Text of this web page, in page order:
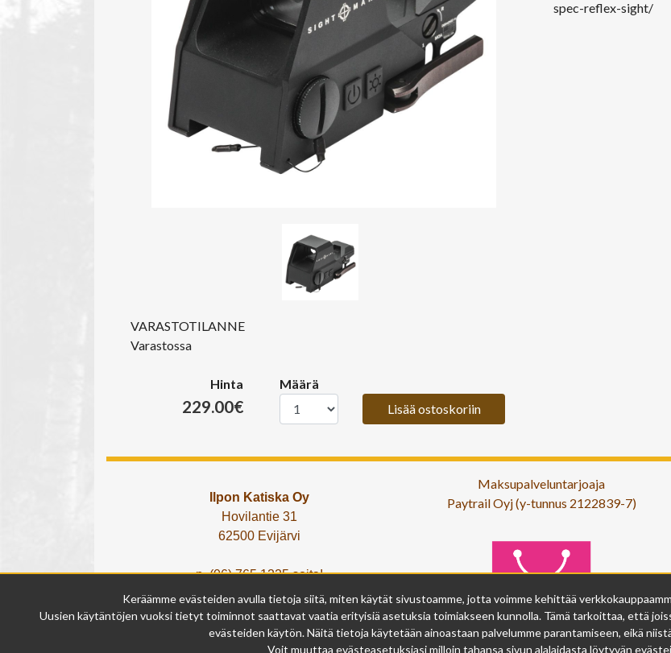
VARASTOTILANNE
Varastossa
Hinta
229.00€
Määrä
Lisää ostoskoriin
spec-reflex-sight/
Ilpon Katiska Oy
Hovilantie 31
62500 Evijärvi
p. (06) 765 1225 soita!
tai lähetä What's App viesti!
info@ilponkatiska.fi
y-tunnus: 2404114-9
Maksupalveluntarjoaja
Paytrail Oyj (y-tunnus 2122839-7)
Keräämme evästeiden avulla tietoja siitä, miten käytät sivustoamme, jotta voimme kehittää
Uusien käytäntöjen vuoksi tietyt toiminnot saattavat vaatia erityisiä asetuksia toimiakseen kunnolla. Tämä tarkoittaa, että
evästeiden käytön. Näitä tietoja käytetään ainoastaan palvelumme parantamiseen, eikä
Voit muuttaa evästeasetuksiasi milloin tahansa sivun alalaidasta löytyvän